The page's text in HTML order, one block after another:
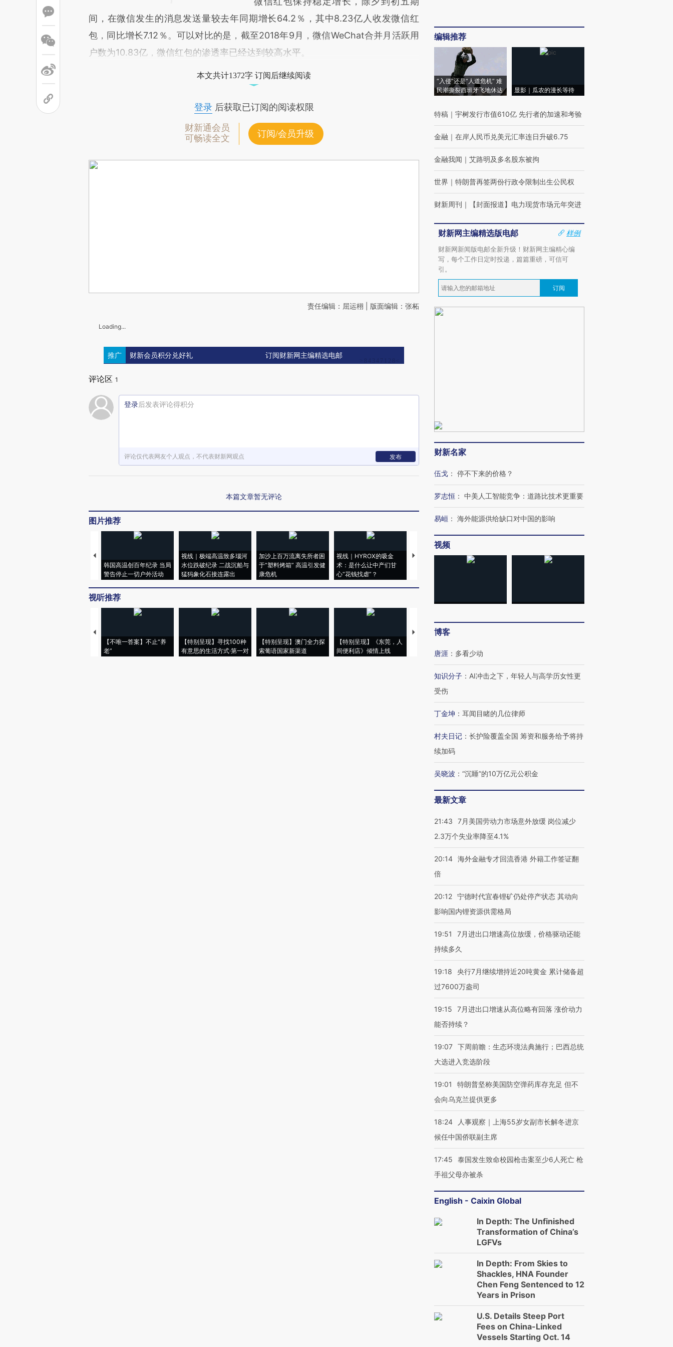
间，在微信发生的消息发送量较去年同期增长64.2％，其中8.23亿人收发微信红
包，同比增长7.12％。可以对比的是，截至2018年9月，微信WeChat合并月活跃用
户数为10.83亿，微信红包的渗透率已经达到较高水平。
本文共计1372字 订阅后继续阅读
登录后获取已订阅的阅读权限
财新通会员
可畅读全文
订阅/会员升级
责任编辑：屈运栩 | 版面编辑：张柘
Loading...
推广 财新会员积分兑好礼 订阅财新网主编精选电邮
评论区 1
登录后发表评论得积分
评论仅代表网友个人观点，不代表财新网观点 发布
本篇文章暂无评论
图片推荐
韩国高温创百年纪录 当局
警告停止一切户外活动
视线｜极端高温致多瑙河
水位跌破纪录 二战沉船与
猛犸象化石接连露出
加沙上百万流离失所者困
于“塑料烤箱” 高温引发健
康危机
视线｜HYROX的吸金
术：是什么让中产们甘
心“花钱找虐”？
马航飞行员跨国走私7万
粒摇头丸 尿检体内含3种
视线｜被称为“蟑螂”的印
度Z世代 用街头抗争将教
视线｜“入侵”还是“人道危
视听推荐
【不唯一答案】不止“养
老”
【特别呈现】寻找100种
有意思的生活方式·第一对
【特别呈现】澳门全力探
索葡语国家新渠道
【特别呈现】《东莞，人
间便利店》倾情上线
【推广】走进第四届链博
编辑推荐
“入侵”还是“人道危机” 难
民潮撕裂西班牙飞地休达
显影｜瓜农的漫长等待
特稿 ｜ 宇树发行市值610亿 先行者的加速和考验
金融 ｜ 在岸人民币兑美元汇率连日升破6.75
金融我闻 ｜ 艾路明及多名股东被拘
世界 ｜ 特朗普再签两份行政令限制出生公民权
财新周刊 ｜ 【封面报道】电力现货市场元年突进
财新网主编精选版电邮
样例
财新网新闻版电邮全新升级！财新网主编精心编
写，每个工作日定时投递，篇篇重磅，可信可
引。
订阅
财新名家
伍戈 ： 停不下来的价格？
罗志恒 ： 中美人工智能竞争：道路比技术更重要
易峘 ： 海外能源供给缺口对中国的影响
视频
博客
唐涯 ： 多看少动
知识分子 ： AI冲击之下，年轻人与高学历女性更
受伤
丁金坤 ： 耳闻目睹的几位律师
村夫日记 ： 长护险覆盖全国 筹资和服务给予将持
续加码
吴晓波 ： “沉睡”的10万亿元公积金
最新文章
21:43
7月美国劳动力市场意外放缓 岗位减少
2.3万个失业率降至4.1%
20:14 海外金融专才回流香港 外籍工作签证翻
倍
20:12 宁德时代宜春锂矿仍处停产状态 其动向
影响国内锂资源供需格局
19:51
7月进出口增速高位放缓，价格驱动还能
持续多久
19:18
央行7月继续增持近20吨黄金 累计储备超
过7600万盎司
19:15
7月进出口增速从高位略有回落 涨价动力
能否持续？
19:07 下周前瞻：生态环境法典施行；巴西总统
大选进入竞选阶段
19:01
特朗普坚称美国防空弹药库存充足 但不
会向乌克兰提供更多
18:24
人事观察｜上海55岁女副市长解冬进京
候任中国侨联副主席
17:45
泰国发生致命校园枪击案至少6人死亡 枪
手祖父母亦被杀
English - Caixin Global
In Depth: The Unfinished
Transformation of China’s
LGFVs
In Depth: From Skies to
Shackles, HNA Founder
Chen Feng Sentenced to 12
Years in Prison
U.S. Details Steep Port
Fees on China-Linked
Vessels Starting Oct. 14